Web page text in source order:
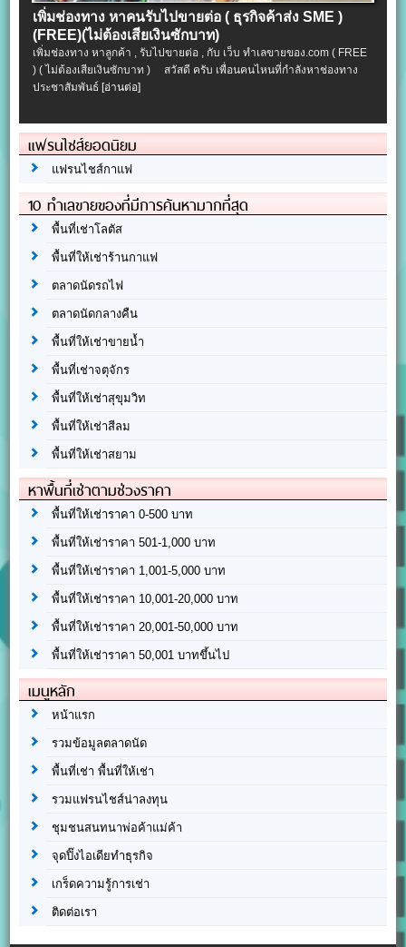
เพิ่มช่องทาง หาคนรับไปขายต่อ ( ธุรกิจค้าส่ง SME )
(FREE)(ไม่ต้องเสียเงินซักบาท)
เพิ่มช่องทาง หาลูกค้า , รับไปขายต่อ , กับ เว็บ ทำเลขายของ.com ( FREE
) ( ไม่ต้องเสียเงินซักบาท ) สวัสดี ครับ เพื่อนคนไหนที่กำลังหาช่องทาง
ประชาสัมพันธ์[อ่านต่อ]
แฟรนไชส์ยอดนิยม
แฟรนไชส์กาแฟ
10 ทำเลขายของที่มีการค้นหามากที่สุด
พื้นที่เช่าโลตัส
พื้นที่ให้เช่าร้านกาแฟ
ตลาดนัดรถไฟ
ตลาดนัดกลางคืน
พื้นที่ให้เช่าขายน้ำ
พื้นที่เช่าจตุจักร
พื้นที่ให้เช่าสุขุมวิท
พื้นที่ให้เช่าสีลม
พื้นที่ให้เช่าสยาม
หาพื้นที่เช่าตามช่วงราคา
พื้นที่ให้เช่าราคา 0-500 บาท
พื้นที่ให้เช่าราคา 501-1,000 บาท
พื้นที่ให้เช่าราคา 1,001-5,000 บาท
พื้นที่ให้เช่าราคา 10,001-20,000 บาท
พื้นที่ให้เช่าราคา 20,001-50,000 บาท
พื้นที่ให้เช่าราคา 50,001 บาทขึ้นไป
เมนูหลัก
หน้าแรก
รวมข้อมูลตลาดนัด
พื้นที่เช่า พื้นที่ให้เช่า
รวมแฟรนไชส์น่าลงทุน
ชุมชนสนทนาพ่อค้าแม่ค้า
จุดปิ๊งไอเดียทำธุรกิจ
เกร็ดความรู้การเช่า
ติดต่อเรา